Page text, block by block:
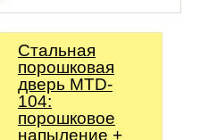
Стальная
порошковая
дверь MTD-
104:
порошковое
напыление +